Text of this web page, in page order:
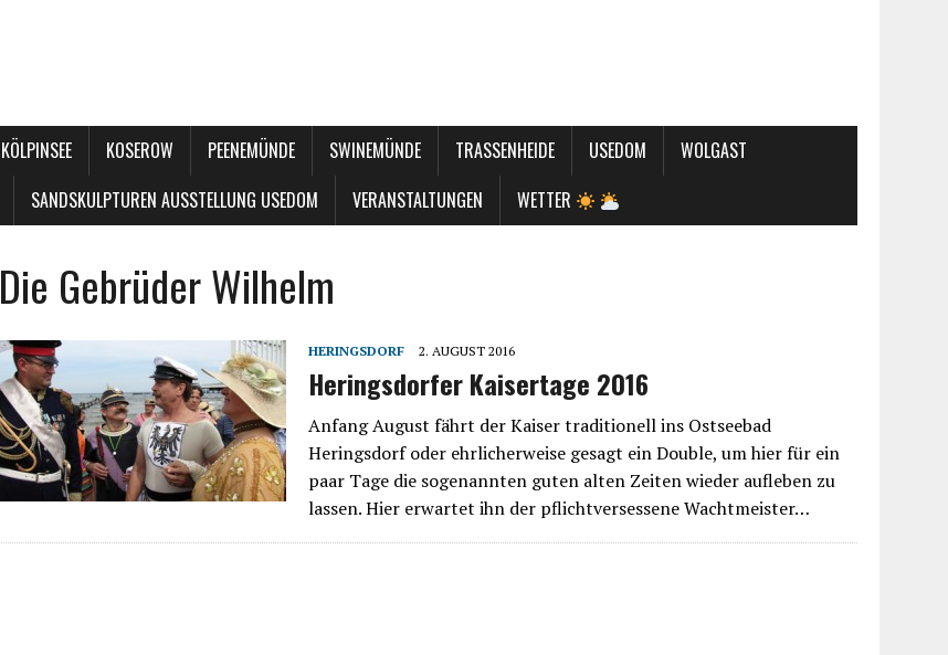
KÖLPINSEE KOSEROW PEENEMÜNDE SWINEMÜNDE TRASSENHEIDE USEDOM
WOLGAST
SANDSKULPTUREN AUSSTELLUNG USEDOM VERANSTALTUNGEN WETTER
Die Gebrüder Wilhelm
HERINGSDORF 2. AUGUST 2016
Heringsdorfer Kaisertage 2016
Anfang August fährt der Kaiser traditionell ins Ostseebad
Heringsdorf oder ehrlicherweise gesagt ein Double, um hier für ein
paar Tage die sogenannten guten alten Zeiten wieder aufleben zu
lassen. Hier erwartet ihn der pflichtversessene Wachtmeister…